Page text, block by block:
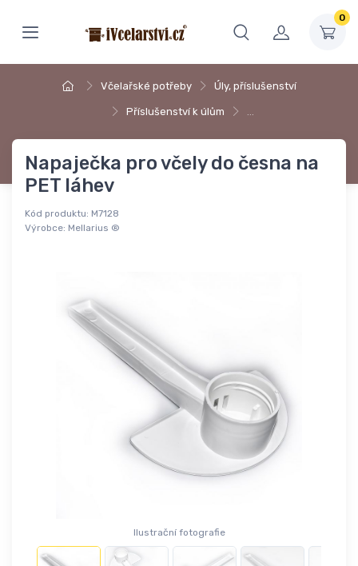
0
Včelařské potřeby Úly, příslušenství
Příslušenství k úlům …
Napaječka pro včely do česna na
PET láhev
Kód produktu: M7128
Výrobce: Mellarius ®
Ilustrační fotografie